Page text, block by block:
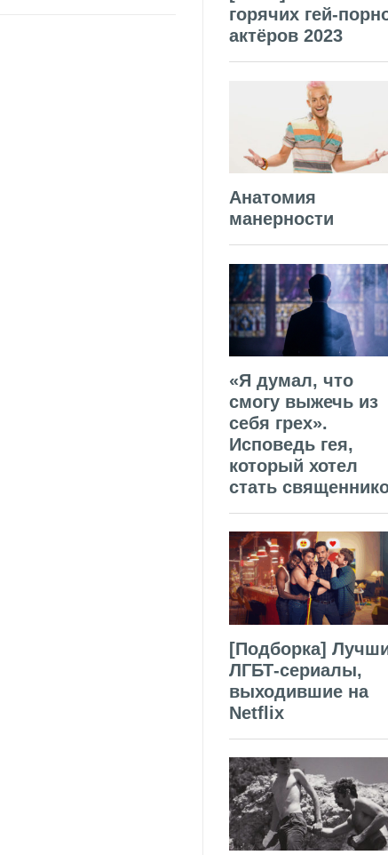
горячих гей-
актёров 2023
Анатомия
манерности
«Я думал, что
смогу выжечь из
себя грех».
Исповедь гея,
который хотел
стать
[Подборка]
ЛГБТ-сериалы,
выходившие на
Netflix